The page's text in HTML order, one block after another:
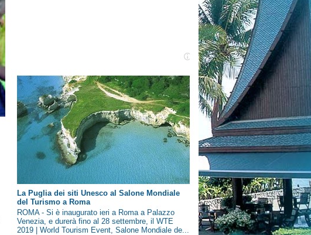
La Puglia dei siti Unesco al Salone Mondiale
del Turismo a Roma
ROMA - Si è inaugurato ieri a Roma a Palazzo
Venezia, e durerà fino al 28 settembre, il WTE
2019 | World Tourism Event, Salone Mondiale de...